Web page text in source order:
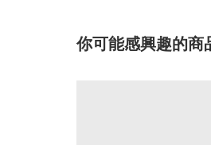
你可能感興趣的商